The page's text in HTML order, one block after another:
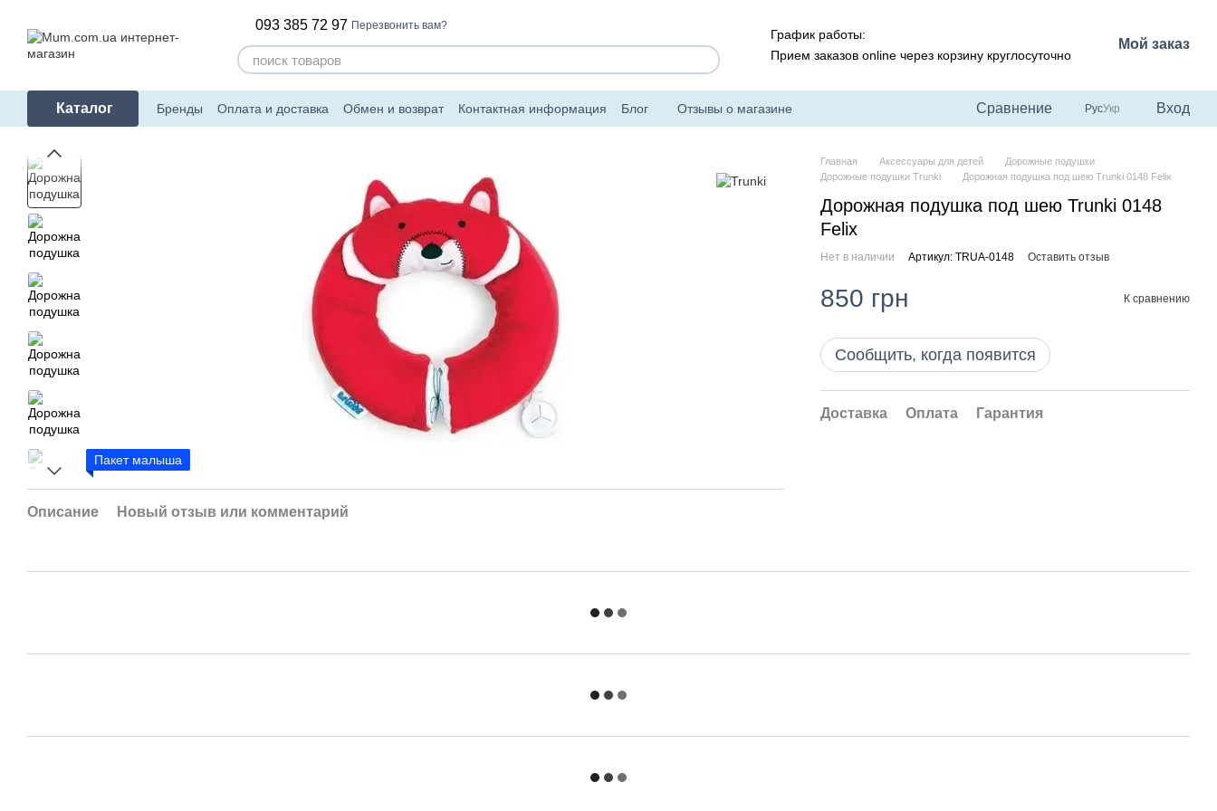
093 385 72 97 Перезвонить вам?
График работы:
Прием заказов online через корзину круглосуточно
Мой заказ
Каталог Бренды Оплата и доставка Обмен и возврат Контактная информация Блог Отзывы о магазине Сравнение РусУкр Вход
Пакет малыша
Описание Новый отзыв или комментарий
Главная Аксессуары для детей
Дорожные подушки
Дорожные подушки Trunki
Дорожная подушка под шею Trunki 0148 Felix
Дорожная подушка под шею Trunki 0148
Felix
Нет в наличии Артикул: TRUA-0148 Оставить отзыв
850 грн К сравнению
Сообщить, когда появится
Доставка Оплата Гарантия